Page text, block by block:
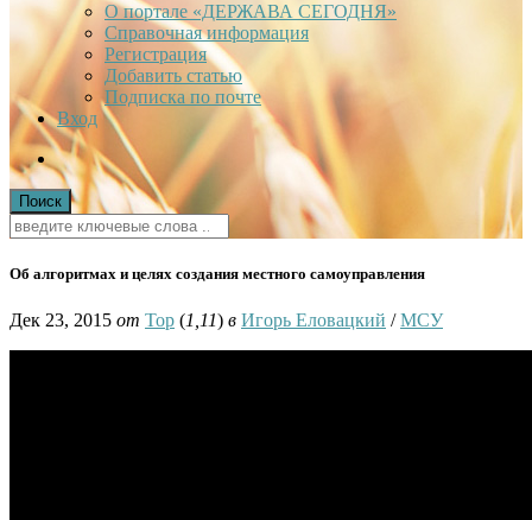
О портале «ДЕРЖАВА СЕГОДНЯ»
Справочная информация
Регистрация
Добавить статью
Подписка по почте
Вход
Об алгоритмах и целях создания местного самоуправления
Дек 23, 2015 от Тор (1,11) в Игорь Еловацкий /МСУ